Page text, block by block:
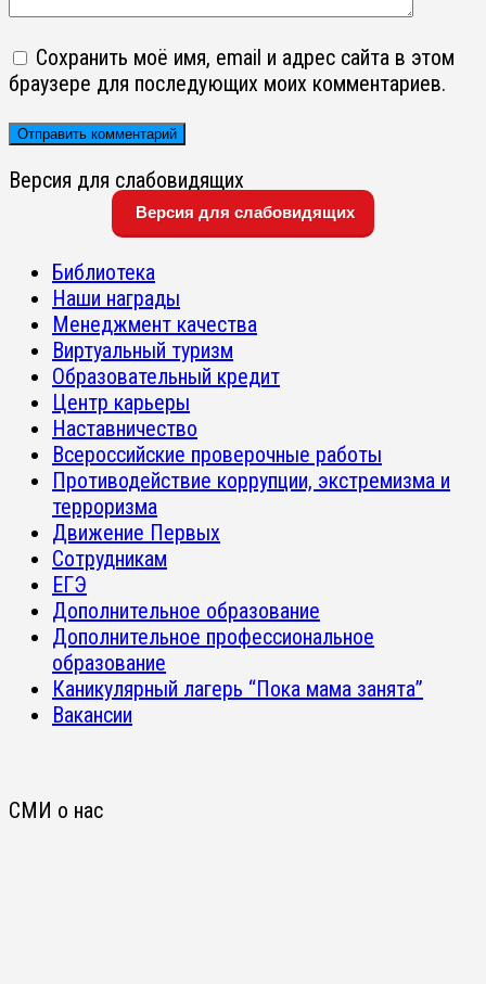
Сохранить моё имя, email и адрес сайта в этом
браузере для последующих моих комментариев.
Версия для слабовидящих
Версия для слабовидящих
Библиотека
Наши награды
Менеджмент качества
Виртуальный туризм
Образовательный кредит
Центр карьеры
Наставничество
Всероссийские проверочные работы
Противодействие коррупции, экстремизма и
терроризма
Движение Первых
Сотрудникам
ЕГЭ
Дополнительное образование
Дополнительное профессиональное
образование
Каникулярный лагерь “Пока мама занята”
Вакансии
СМИ о нас